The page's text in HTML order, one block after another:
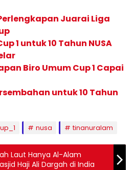
Juarai Liga
1 untuk 10 Tahun NUSA
Biro Umum Cup 1 Capai
untuk 10 Tahun
nusa tinanuralam
Laut Hanya Al-Alam
Haji Ali Dargah di India